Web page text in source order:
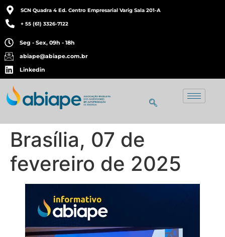
SCN Quadra 4 Ed. Centro Empresarial Varig Sala 201-A
+ 55 (61) 3326-7122
Seg - Sex, 09h - 18h
abiape@abiape.com.br
Linkedin
Brasília, 07 de
fevereiro de 2025